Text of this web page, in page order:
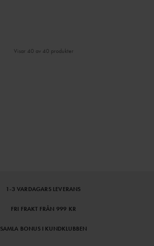
Visar 40 av 40 produkter
1-3 VARDAGARS LEVERANS
FRI FRAKT FRÅN 999 KR
SAMLA BONUS I KUNDKLUBBEN